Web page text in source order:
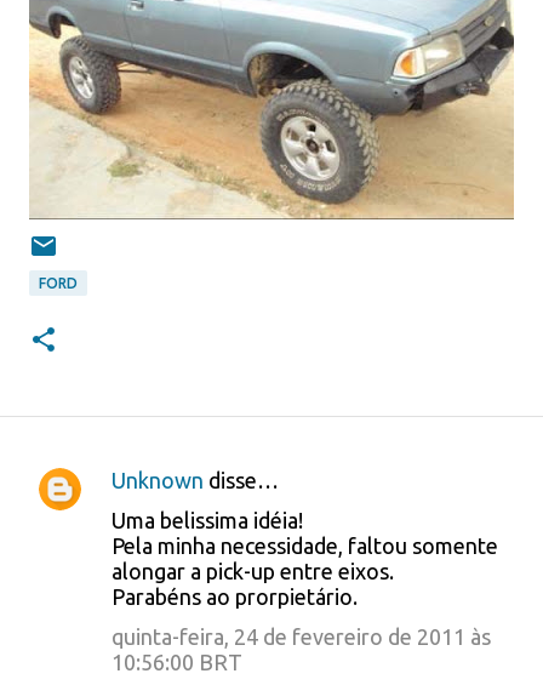
FORD
C
Unknown disse…
Uma belissima idéia!
Pela minha necessidade, faltou somente
alongar a pick-up entre eixos.
Parabéns ao prorpietário.
quinta-feira, 24 de fevereiro de 2011 às
10:56:00 BRT